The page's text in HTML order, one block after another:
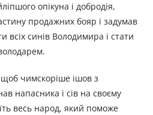
опікуна і добродія,
продажних бояр і задумав
всіх синів Володимира і стати
чимскоріше ішов з
напасника і сів на своєму
весь народ, який поможе